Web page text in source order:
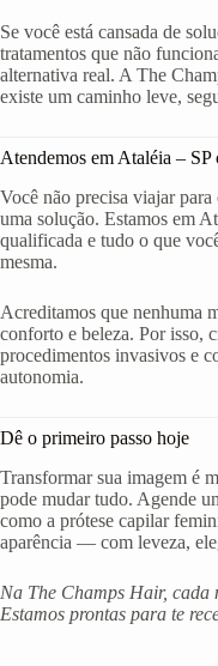
Se você está cansada de
tratamentos que não
alternativa real. A The
existe um caminho leve,
Atendemos em Ataléia –
Você não precisa viajar
uma solução. Estamos em
qualificada e tudo o que
mesma.
Acreditamos que nenhuma
conforto e beleza. Por isso,
procedimentos invasivos e
autonomia.
Dê o primeiro passo hoje
Transformar sua imagem é
pode mudar tudo. Agende
como a prótese capilar
aparência — com leveza,
Na The Champs Hair, cada
Estamos prontas para te